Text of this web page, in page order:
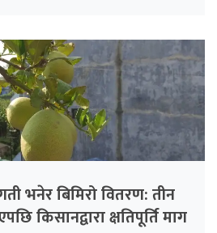
भनेर बिमिरो वितरण: तीन
किसानद्वारा क्षतिपूर्ति माग